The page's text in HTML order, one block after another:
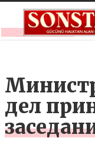
дел